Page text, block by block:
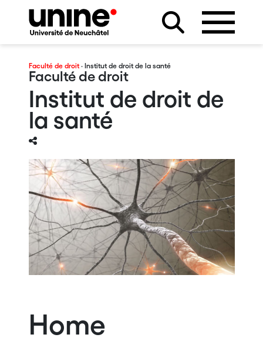
Faculté de droit· Institut de droit de la santé
Faculté de droit
Institut de droit de
la santé
Home